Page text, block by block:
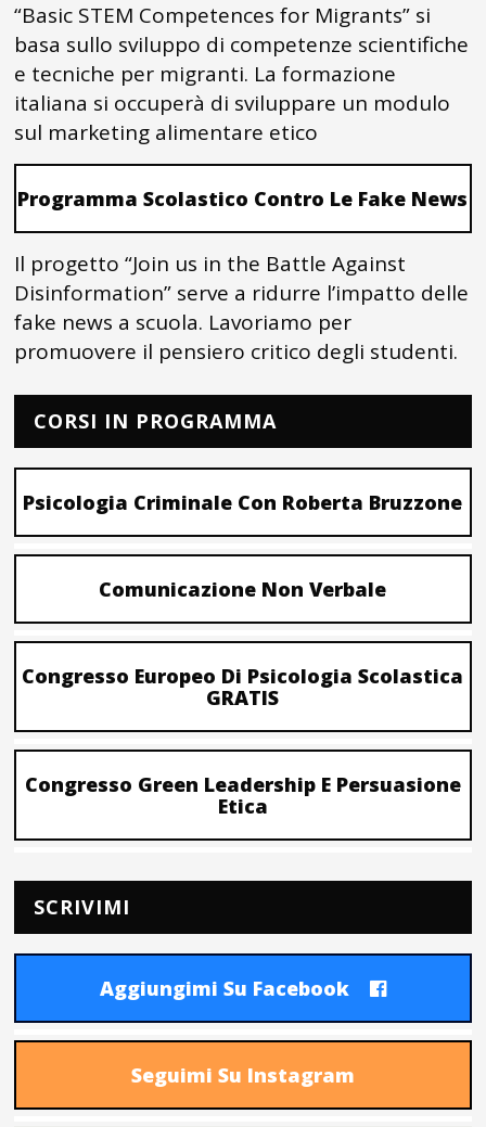
“Basic STEM Competences for Migrants” si
basa sullo sviluppo di competenze scientifiche
e tecniche per migranti. La formazione
italiana si occuperà di sviluppare un modulo
sul marketing alimentare etico
Programma Scolastico Contro Le Fake News
Il progetto “Join us in the Battle Against
Disinformation” serve a ridurre l’impatto delle
fake news a scuola. Lavoriamo per
promuovere il pensiero critico degli studenti.
CORSI IN PROGRAMMA
Psicologia Criminale Con Roberta Bruzzone
Comunicazione Non Verbale
Congresso Europeo Di Psicologia Scolastica
GRATIS
Congresso Green Leadership E Persuasione
Etica
SCRIVIMI
Aggiungimi Su Facebook
Seguimi Su Instagram